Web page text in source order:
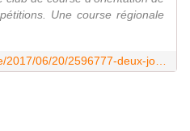
Une course régionale